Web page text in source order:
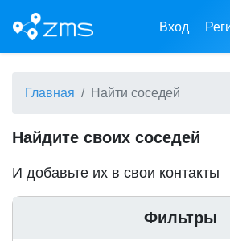
Вход
Главная Найти соседей
Найдите своих соседей
И добавьте их в свои контакты
Фильтры